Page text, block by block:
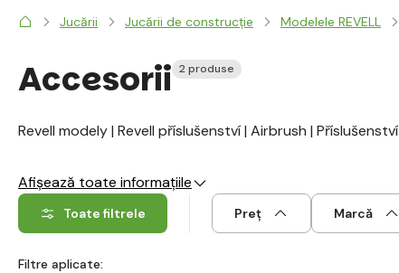
Jucării Jucării de construcție Modelele REVELL
Accesorii 2 produse
Revell modely | Revell příslušenství | Airbrush | Příslušenství
Afișează toate informațiile
Toate filtrele Preț Marcă
Filtre aplicate: